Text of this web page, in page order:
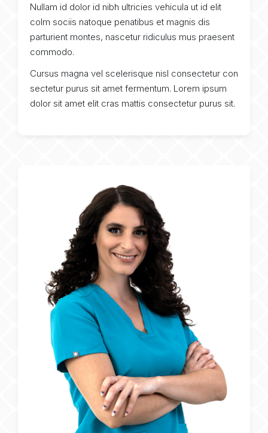
Nullam id dolor id nibh ultricies vehicula ut id elit
colm sociis natoque penatibus et magnis dis
parturient montes, nascetur ridiculus mus praesent
commodo.
Cursus magna vel scelerisque nisl consectetur con
sectetur purus sit amet fermentum. Lorem ipsum
dolor sit amet elit cras mattis consectetur purus sit.